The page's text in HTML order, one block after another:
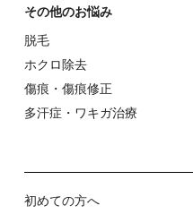
その他のお悩み
脱⽑
ホクロ除去
傷痕・傷痕修正
多汗症・ワキガ治療
初めての⽅へ